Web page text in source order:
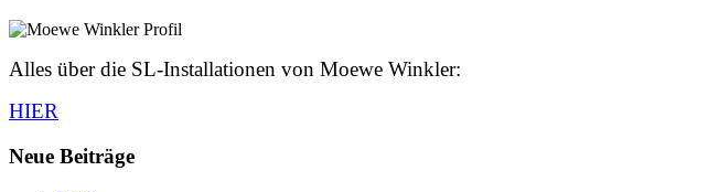
Alles über die SL-Installationen von Moewe Winkler:
HIER
Neue Beiträge